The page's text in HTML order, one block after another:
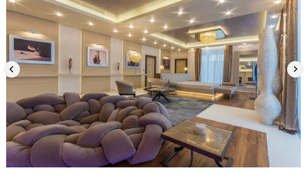
117449, Москва, улица Карьер, д.2А стр.
1, этаж 2, пом. 232
+7-499-391-26-50
info@beetoo.me